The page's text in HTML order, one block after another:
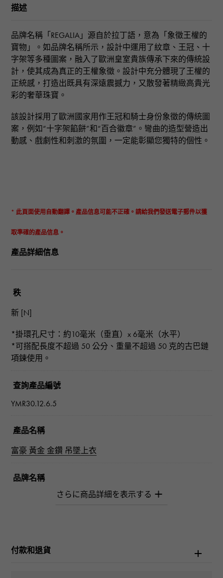
描述
品牌名稱「REGALIA」源自於拉丁語，意為「象徵王權的
寶物」。如品牌名稱所示，設計中運用了紋章、王冠、十
字架等多種圖案，融入了歐洲皇室貴族傳承下來的傳統設
計，使其成為真正的王權象徵。設計中充分體現了王權的
正統感，打造出既具有深遠震撼力，又散發著精緻高貴光
彩的奢華珠寶。
該設計採用了歐洲國家用作王冠和騎士身份象徵的傳統圖
案，例如“十字架餡餅”和“百合徽章”。彎曲的造型營造出
動感、戲劇性和刺激的氛圍，一定能彰顯您獨特的個性。
* 此頁面使用自動翻譯。產品信息可能不正確。請給我們發送電子郵件以獲
取準確的產品信息。
產品詳細信息
秩
新 [N]
*掛環孔尺寸：約10毫米（垂直）x 6毫米（水平）
*可搭配長度不超過 50 公分、重量不超過 50 克的古巴鏈
項鍊使用。
查詢產品編號
YMR30.12.6.5
產品名稱
富豪 黃金 金鑽 吊墜上衣
品牌名稱
富豪
付款和退貨